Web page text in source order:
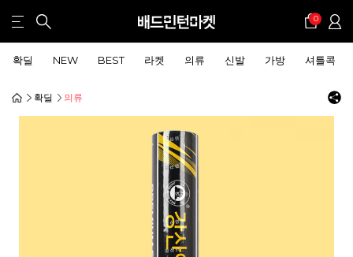
0
확딜 NEW BEST 라켓 의류 신발 가방 셔틀콕
확딜 의류